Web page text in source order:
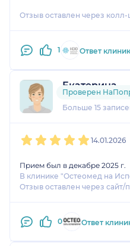
наступило некоторое
Отзыв оставлен через колл-
1 Ответ
Екатерина
1 отзыви2
Больше 15
Проверен
14.01.2026
Прием был в декабре 2025 г.
В клинике "Остеомед на
Отзыв оставлен через
0 Ответ